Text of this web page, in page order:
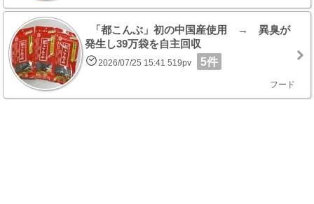
「都こんぶ」初の中国産使用 → 異臭が
発生し39万袋を自主回収
2026/07/25 15:41 519pv 5件
フード